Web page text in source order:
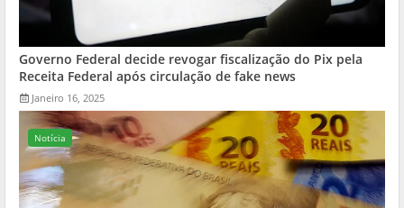
Governo Federal decide revogar fiscalização do Pix pela
Receita Federal após circulação de fake news
Janeiro 16, 2025
Notícia